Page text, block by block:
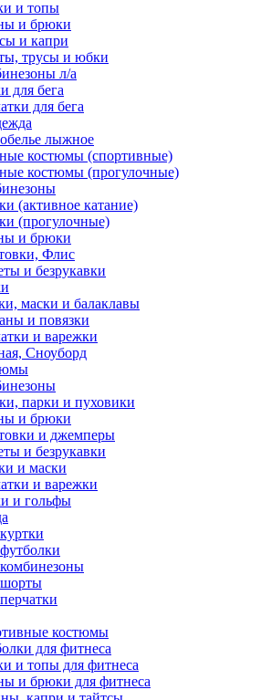
и топы
и брюки
и капри
трусы и юбки
л/а
для бега
для бега
лыжное
костюмы (спортивные)
костюмы (прогулочные)
(активное катание)
(прогулочные)
и брюки
Флис
и безрукавки
маски и балаклавы
и повязки
и варежки
Сноуборд
парки и пуховики
и брюки
и джемперы
и безрукавки
и маски
и варежки
и гольфы
костюмы
для фитнеса
и топы для фитнеса
и брюки для фитнеса